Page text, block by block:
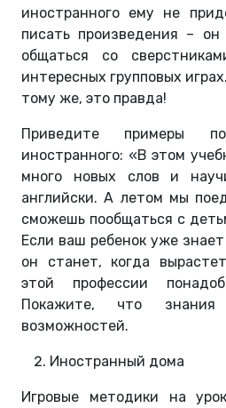
иностранного ему не
писать произведения –
общаться со
интересных групповых
тому же, это правда!
Приведите примеры
иностранного: «В этом
много новых слов и
английски. А летом мы
сможешь пообщаться с
Если ваш ребенок уже
он станет, когда
этой профессии
Покажите, что
возможностей.
Иностранный дома
Игровые методики на